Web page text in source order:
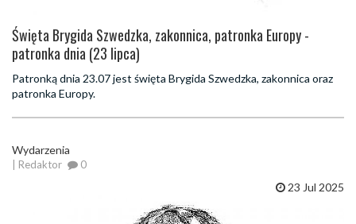
Święta Brygida Szwedzka, zakonnica, patronka Europy -
patronka dnia (23 lipca)
Patronką dnia 23.07 jest święta Brygida Szwedzka, zakonnica oraz
patronka Europy.
Wydarzenia
| Redaktor 0
23 Jul 2025